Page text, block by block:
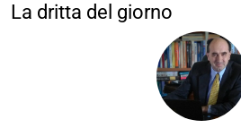
La dritta del giorno